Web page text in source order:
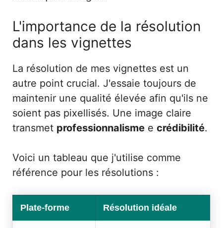
L'importance de la résolution
dans les vignettes
La résolution de mes vignettes est un
autre point crucial. J'essaie toujours de
maintenir une qualité élevée afin qu'ils ne
soient pas pixellisés. Une image claire
transmet professionnalisme e crédibilité.
Voici un tableau que j'utilise comme
référence pour les résolutions :
Plate-forme Résolution idéale